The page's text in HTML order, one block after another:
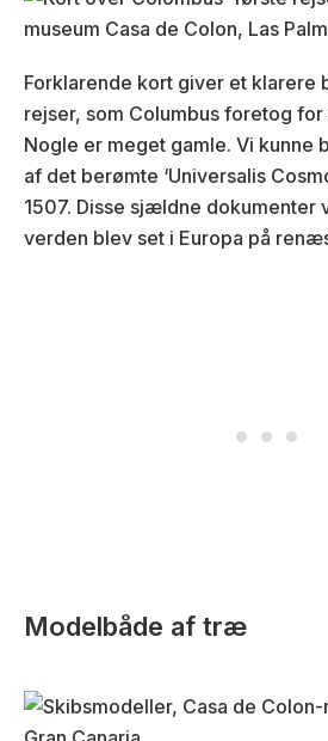
Forklarende kort giver et klarere
rejser, som Columbus foretog
Nogle er meget gamle. Vi kunne
af det berømte ‘Universalis
1507. Disse sjældne dokumenter
verden blev set i Europa på
Modelbåde af træ